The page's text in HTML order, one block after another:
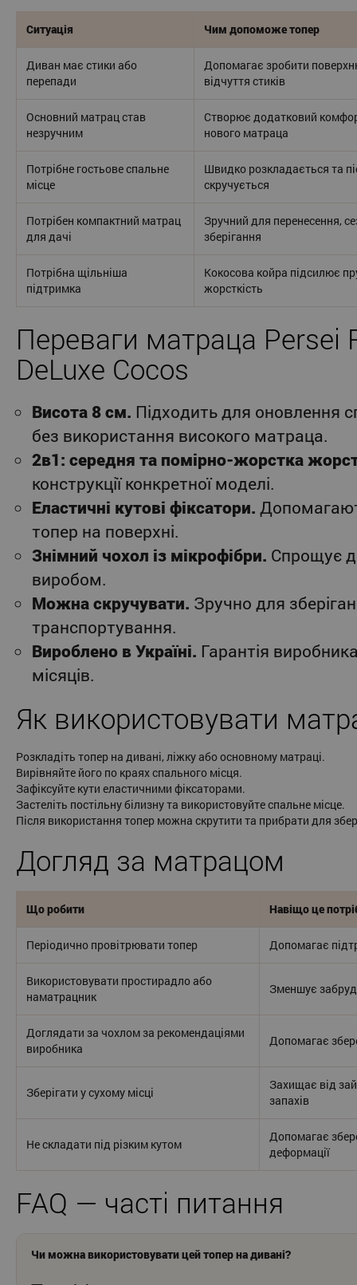
Ситуація Чим допоможе топер
Диван має стики або
перепади
Допомагає зробити
відчуття стиків
Основний матрац став
незручним
Створює додатковий
нового матраца
Потрібне гостьове спальне
місце
Швидко розкладається та
скручується
Потрібен компактний матрац
для дачі
Зручний для перенесення,
зберігання
Потрібна щільніша
підтримка
Кокосова койра підсилює
жорсткість
Переваги матраца Persei
DeLuxe Cocos
Висота 8 см. Підходить для оновлення
без використання високого матраца.
2в1: середня та помірно-жорстка
конструкції конкретної моделі.
Еластичні кутові фіксатори.
топер на поверхні.
Знімний чохол із мікрофібри. Спрощує
виробом.
Можна скручувати. Зручно для
транспортування.
Вироблено в Україні. Гарантія
місяців.
Як використовувати
Розкладіть топер на дивані, ліжку або основному матраці.
Вирівняйте його по краях спального місця.
Зафіксуйте кути еластичними фіксаторами.
Застеліть постільну білизну та використовуйте спальне місце.
Після використання топер можна скрутити та прибрати для
Догляд за матрацом
Що робити Навіщо це
Періодично провітрювати топер Допомагає
Використовувати простирадло або
наматрацник
Зменшує
Доглядати за чохлом за рекомендаціями
виробника
Допомагає
Зберігати у сухому місці
Захищає від
запахів
Не складати під різким кутом
Допомагає
деформації
FAQ — часті питання
Чи можна використовувати цей топер на дивані?